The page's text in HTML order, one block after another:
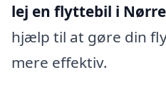
lej en flyttebil i
hjælp til at gøre din
mere effektiv.